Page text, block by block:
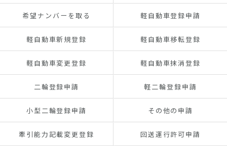
希望ナンバーを取る 軽自動車登録申請
軽自動車新規登録 軽自動車移転登録
軽自動車変更登録 軽自動車抹消登録
二輪登録申請 軽二輪登録申請
小型二輪登録申請 その他の申請
牽引能力記載変更登録 回送運行許可申請